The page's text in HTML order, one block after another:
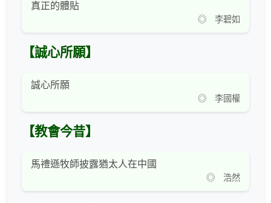
真正的體貼
◎ 李碧如
【誠心所願】
誠心所願
◎ 李國權
【教會今昔】
馬禮遜牧師披露猶太人在中國
◎ 浩然